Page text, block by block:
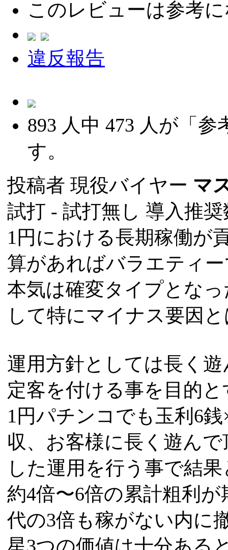
このレビューは参考
違反報告
893 人中 473 人が「参
す。
投稿者 現役バイヤー マ
試打 - 試打無し 導入推
1円における長期稼働が
算があればバラエティ
本気は確変タイプとな
して特にマイナス要因
運用方針としては長く
定客を付ける事を目的
1円パチンコでも玉利6
収、お客様に長く遊ん
した運用を行う事で結
約4倍〜6倍の累計粗利
代の3倍も稼がない内に